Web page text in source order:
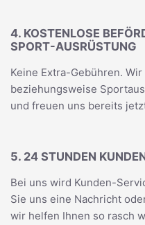
4. KOSTENLOSE
SPORT-AUSRÜSTUNG
Keine Extra-Gebühren.
beziehungsweise
und freuen uns bereits
5. 24 STUNDEN
Bei uns wird Kunden-
Sie uns eine Nachricht
wir helfen Ihnen so rasch